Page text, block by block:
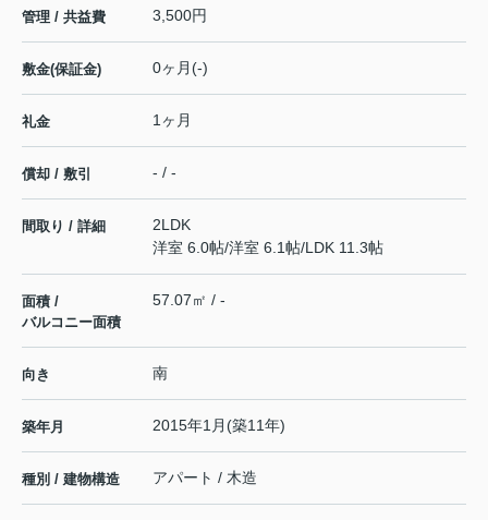
管理 / 共益費 3,500円
敷金(保証金) 0ヶ月(-)
礼金 1ヶ月
償却 / 敷引 - / -
間取り / 詳細
2LDK
洋室 6.0帖/洋室 6.1帖/LDK 11.3帖
面積 /
バルコニー面積
57.07㎡ / -
向き 南
築年月 2015年1月(築11年)
種別 / 建物構造 アパート / 木造